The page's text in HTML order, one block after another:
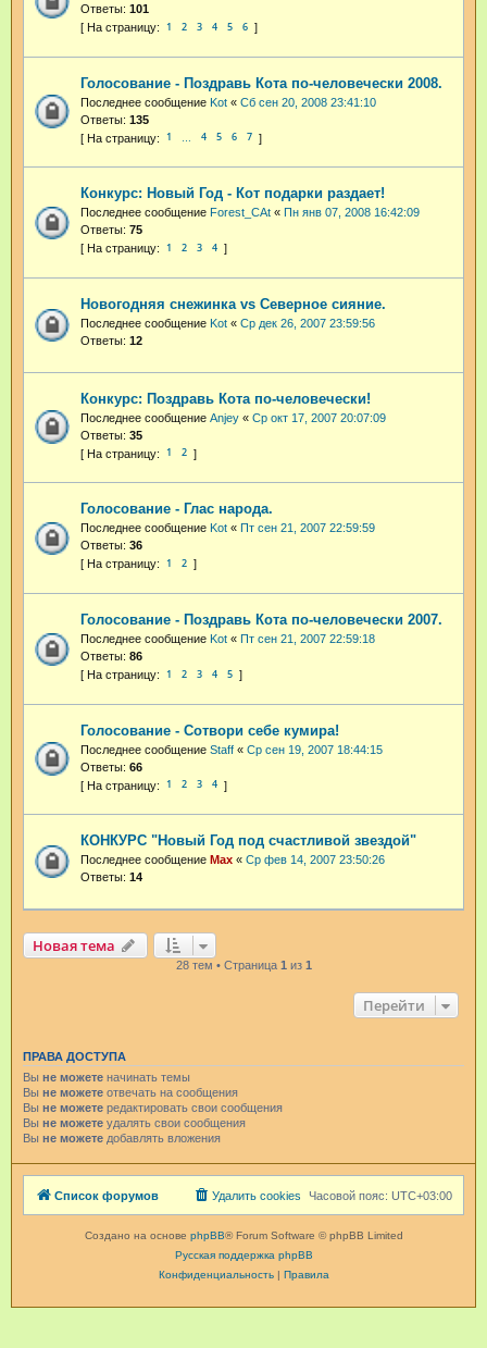
Ответы: 101
1 2 3 4 5 6
Голосование - Поздравь Кота по-человечески 2008.
Последнее сообщение Kot « Сб сен 20, 2008 23:41:10
Ответы: 135
1 4 5 6 7
Конкурс: Новый Год - Кот подарки раздает!
Последнее сообщение Forest_CAt « Пн янв 07, 2008 16:42:09
Ответы: 75
1 2 3 4
Новогодняя снежинка vs Северное сияние.
Последнее сообщение Kot « Ср дек 26, 2007 23:59:56
Ответы: 12
Конкурс: Поздравь Кота по-человечески!
Последнее сообщение Anjey « Ср окт 17, 2007 20:07:09
Ответы: 35
1 2
Голосование - Глас народа.
Последнее сообщение Kot « Пт сен 21, 2007 22:59:59
Ответы: 36
1 2
Голосование - Поздравь Кота по-человечески 2007.
Последнее сообщение Kot « Пт сен 21, 2007 22:59:18
Ответы: 86
1 2 3 4 5
Голосование - Сотвори себе кумира!
Последнее сообщение Staff « Ср сен 19, 2007 18:44:15
Ответы: 66
1 2 3 4
КОНКУРС "Новый Год под счастливой звездой"
Последнее сообщение Max « Ср фев 14, 2007 23:50:26
Ответы: 14
Новая тема
28 тем • Страница 1 из 1
Перейти
ПРАВА ДОСТУПА
Вы не можете начинать темы
Вы не можете отвечать на сообщения
Вы не можете редактировать свои сообщения
Вы не можете удалять свои сообщения
Вы не можете добавлять вложения
Список форумов Часовой пояс: UTC+03:00
Удалить cookies
Создано на основе phpBB® Forum Software © phpBB Limited
Русская поддержка phpBB
Конфиденциальность| Правила